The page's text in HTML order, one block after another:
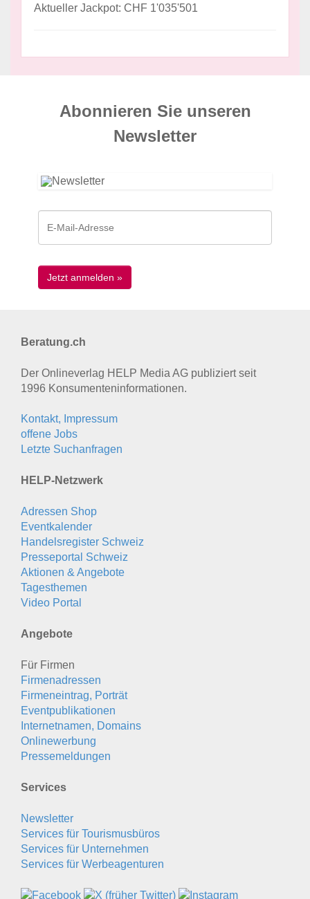
Aktueller Jackpot: CHF 1'035'501
Abonnieren Sie unseren
News­letter
Beratung.ch
Der Onlineverlag HELP Media AG publiziert seit
1996 Konsumenten­informationen.
Kontakt, Impressum
offene Jobs
Letzte Suchanfragen
HELP-Netzwerk
Adressen Shop
Eventkalender
Handelsregister Schweiz
Presseportal Schweiz
Aktionen & Angebote
Tagesthemen
Video Portal
Angebote
Für Firmen
Firmenadressen
Firmeneintrag, Porträt
Eventpublikationen
Internetnamen, Domains
Onlinewerbung
Pressemeldungen
Services
Newsletter
Services für Tourismusbüros
Services für Unternehmen
Services für Werbeagenturen